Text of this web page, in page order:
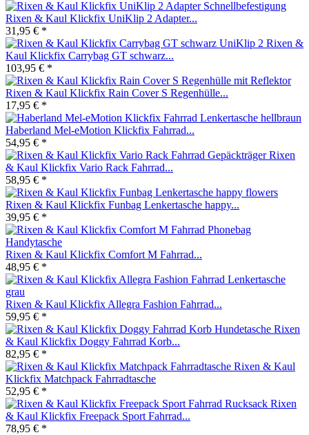
Rixen & Kaul Klickfix UniKlip 2 Adapter...
31,95 € *
Rixen &
Kaul Klickfix Carrybag GT schwarz...
103,95 € *
Rixen & Kaul Klickfix Rain Cover S Regenhülle...
17,95 € *
Haberland Mel-eMotion Klickfix Fahrrad...
54,95 € *
Rixen
& Kaul Klickfix Vario Rack Fahrrad...
58,95 € *
Rixen & Kaul Klickfix Funbag Lenkertasche happy...
39,95 € *
Rixen & Kaul Klickfix Comfort M Fahrrad...
48,95 € *
Rixen & Kaul Klickfix Allegra Fashion Fahrrad...
59,95 € *
Rixen
& Kaul Klickfix Doggy Fahrrad Korb...
82,95 € *
Rixen & Kaul
Klickfix Matchpack Fahrradtasche
52,95 € *
Rixen
& Kaul Klickfix Freepack Sport Fahrrad...
78,95 € *